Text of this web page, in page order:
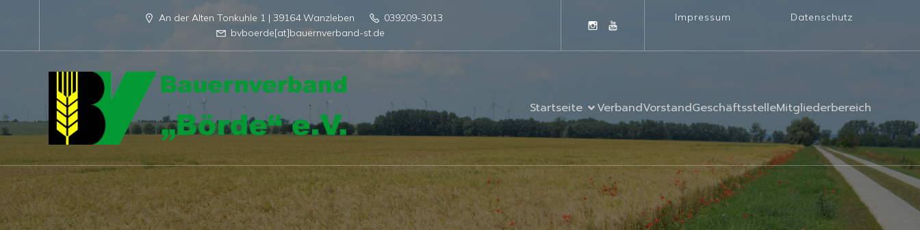
An der Alten Tonkuhle 1 | 39164 Wanzleben
039209-3013
bvboerde[at]bauernverband-st.de
Impressum Datenschutz
Startseite VerbandVorstandGeschäftsstelleMitgliederbereich